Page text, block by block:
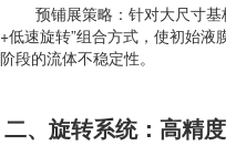
预铺展策略：针对大尺寸
+低速旋转”组合方式，使初始
阶段的流体不稳定性。
二、旋转系统：高精